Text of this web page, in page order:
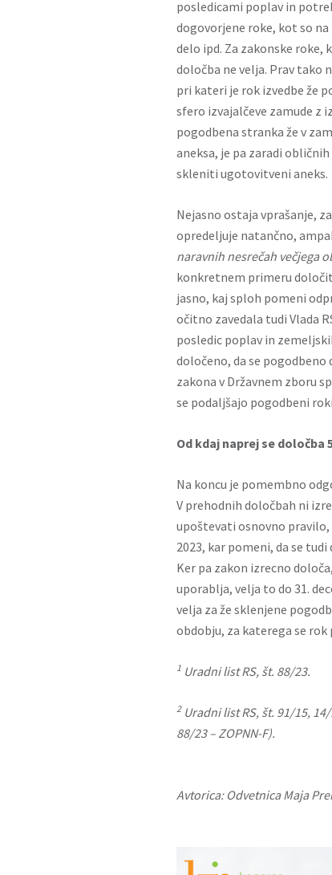
posledicami poplav in
dogovorjene roke, kot so
delo ipd. Za zakonske
določba ne velja. Prav tako
pri kateri je rok izvedbe že
sfero izvajalčeve zamude
pogodbena stranka že v
aneksa, je pa zaradi
skleniti ugotovitveni aneks.
Nejasno ostaja vprašanje,
opredeljuje natančno,
naravnih nesrečah večjega
konkretnem primeru
jasno, kaj sploh pomeni
očitno zavedala tudi Vlada
posledic poplav in
določeno, da se pogodbeno
zakona v Državnem zboru
se podaljšajo pogodbeni
Od kdaj naprej se določba
Na koncu je pomembno
V prehodnih določbah ni
upoštevati osnovno pravilo,
2023, kar pomeni, da se
Ker pa zakon izrecno
uporablja, velja to do 31.
velja za že sklenjene
obdobju, za katerega se rok
1 Uradni list RS, št. 88/23.
2Uradni list RS, št. 91/15,
88/23 – ZOPNN-F).
Avtorica: Odvetnica Maja